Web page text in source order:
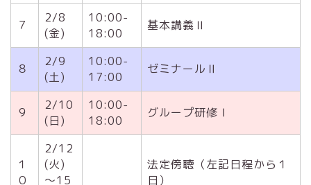
７
2/8
(金)
10:00-
18:00
基本講義Ⅱ
８
2/9
(土)
10:00-
17:00
ゼミナールⅡ
９
2/10
(日)
10:00-
18:00
グループ研修Ⅰ
１
０
2/12
(火)
～15
法定傍聴（左記日程から１
日）